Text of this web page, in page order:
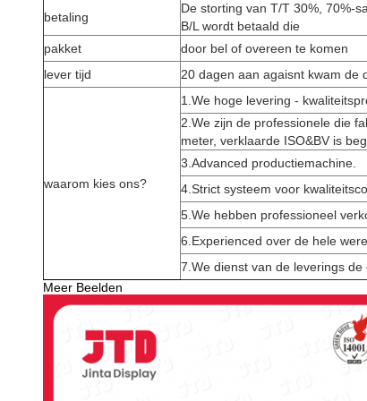
betaling
De storting van T/T 30%, 70%-
B/L wordt betaald die
pakket
door bel of overeen te komen
lever tijd
20 dagen aan agaisnt kwam de
waarom kies ons?
1.We hoge levering -
2.We zijn de professionele die
meter, verklaarde ISO&BV is
3.Advanced productiemachine.
4.Strict systeem voor
5.We hebben professioneel
6.Experienced over de hele
7.We dienst van de leverings de
Meer Beelden